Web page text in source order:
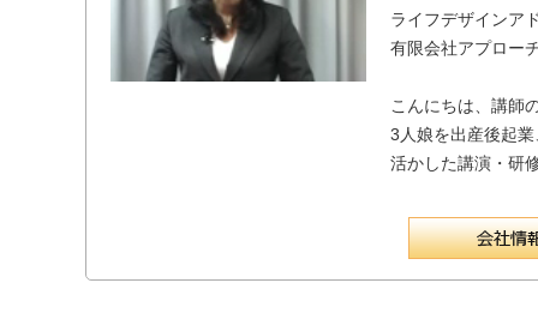
ライフデザインア
有限会社アプロー
こんにちは、講師
3人娘を出産後起
活かした講演・研